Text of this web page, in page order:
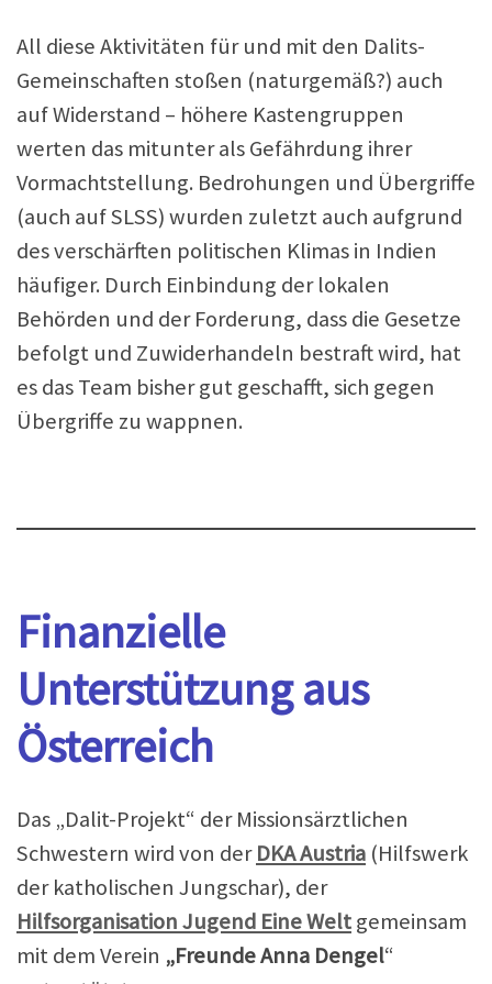
All diese Aktivitäten für und mit den Dalits-
Gemeinschaften stoßen (naturgemäß?) auch
auf Widerstand – höhere Kastengruppen
werten das mitunter als Gefährdung ihrer
Vormachtstellung. Bedrohungen und Übergriffe
(auch auf SLSS) wurden zuletzt auch aufgrund
des verschärften politischen Klimas in Indien
häufiger. Durch Einbindung der lokalen
Behörden und der Forderung, dass die Gesetze
befolgt und Zuwiderhandeln bestraft wird, hat
es das Team bisher gut geschafft, sich gegen
Übergriffe zu wappnen.
Finanzielle
Unterstützung aus
Österreich
Das „Dalit-Projekt“ der Missionsärztlichen
Schwestern wird von der DKA Austria (Hilfswerk
der katholischen Jungschar), der
Hilfsorganisation Jugend Eine Weltgemeinsam
mit dem Verein „Freunde Anna Dengel“